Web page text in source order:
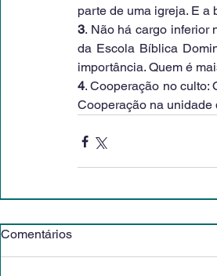
parte de uma igreja. E a
3. Não há cargo inferior
da Escola Bíblica
importância. Quem é
4. Cooperação no culto:
Cooperação na unidade
Comentários